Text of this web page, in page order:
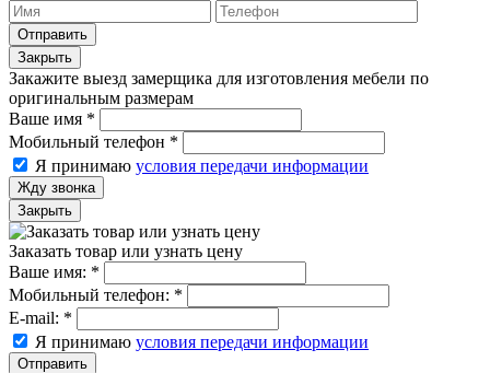
Отправить
Закрыть
Закажите выезд замерщика для изготовления мебели по
оригинальным размерам
Ваше имя *
Мобильный телефон *
Я принимаю условия передачи информации
Жду звонка
Закрыть
Заказать товар или узнать цену
Ваше имя: *
Мобильный телефон: *
E-mail: *
Я принимаю условия передачи информации
Отправить